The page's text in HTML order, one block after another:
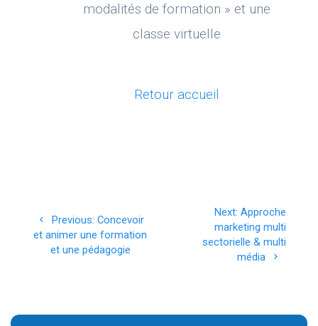
modalités de formation » et une
classe virtuelle
Retour accueil
de
l’article
Previous: Previous
post:
Concevoir
et animer une formation
et une pédagogie
Next: Next
post:
Approche
marketing multi
sectorielle & multi
média